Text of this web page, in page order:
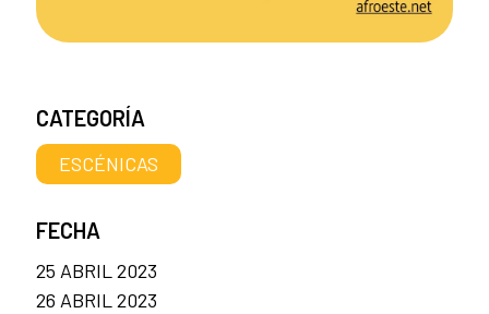
CATEGORÍA
ESCÉNICAS
FECHA
25 ABRIL 2023
26 ABRIL 2023